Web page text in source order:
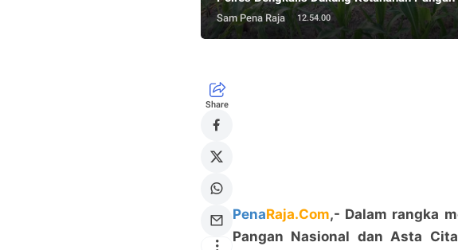
Sam Pena Raja 12.54.00
Share
PenaRaja.Com,- Dalam rangka
Pangan Nasional dan Asta